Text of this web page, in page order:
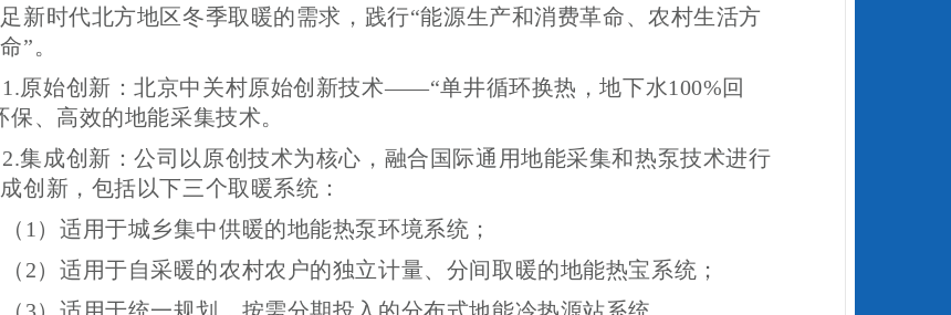
新时代北方地区冬季取暖的需求，践行“能源生产和消费革命、农村生活方
”。
1.原始创新：北京中关村原始创新技术——“单井循环换热，地下水100%回
保、高效的地能采集技术。
2.集成创新：公司以原创技术为核心，融合国际通用地能采集和热泵技术进行
创新，包括以下三个取暖系统：
（1）适用于城乡集中供暖的地能热泵环境系统；
（2）适用于自采暖的农村农户的独立计量、分间取暖的地能热宝系统；